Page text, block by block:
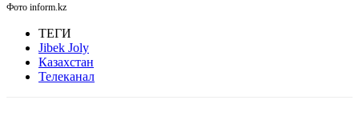
Фото inform.kz
ТЕГИ
Jibek Joly
Казахстан
Телеканал